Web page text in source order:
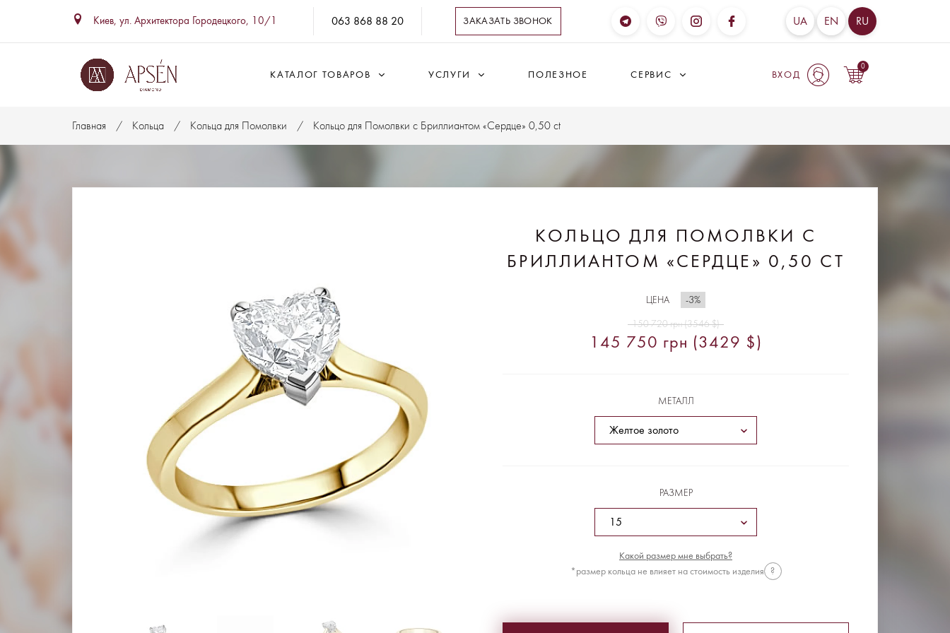
Киев, ул. Архитектора Городецкого, 10/1 063 868 88 20 ЗАКАЗАТЬ ЗВОНОК UA EN RU
КАТАЛОГ ТОВАРОВ УСЛУГИ ПОЛЕЗНОЕ СЕРВИС ВХОД
0
Главная Кольца Кольца для Помолвки Кольцо для Помолвки с Бриллиантом «Сердце» 0,50 ct
КОЛЬЦО ДЛЯ ПОМОЛВКИ С
БРИЛЛИАНТОМ «СЕРДЦЕ» 0,50 CT
ЦЕНА -3%
150 720 грн (3546 $)
145 750 грн (3429 $)
МЕТАЛЛ
РАЗМЕР
Какой размер мне выбрать?
*размер кольца не влияет на стоимость изделия
?